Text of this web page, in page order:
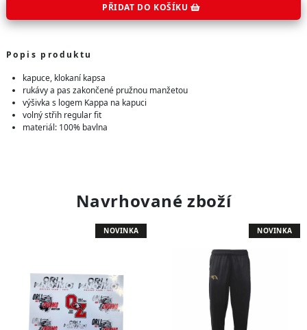
PŘIDAT DO KOŠÍKU
Popis produktu
kapuce, klokaní kapsa
rukávy a pas zakončené pružnou manžetou
výšivka s logem Kappa na kapuci
volný střih regular fit
materiál: 100% bavlna
Navrhované zboží
NOVINKA NOVINKA